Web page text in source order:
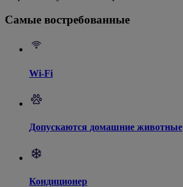
Самые востребованные
Wi-Fi
Допускаются домашние животные
Кондиционер